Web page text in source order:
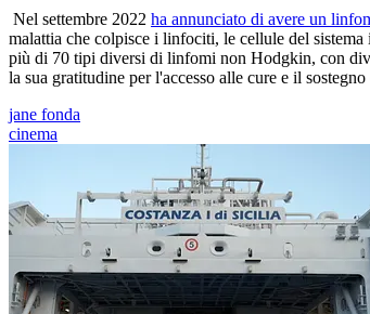
Nel settembre 2022 ha annunciato di avere un
malattia che colpisce i linfociti, le cellule del
più di 70 tipi diversi di linfomi non Hodgkin, con
la sua gratitudine per l'accesso alle cure e il
jane fonda
cinema